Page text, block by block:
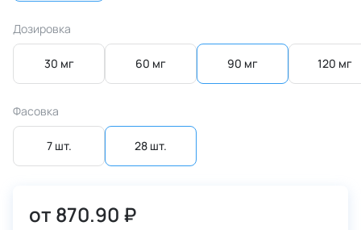
Дозировка
30 мг 60 мг 90 мг 120 мг
Фасовка
7 шт. 28 шт.
от 870.90 ₽